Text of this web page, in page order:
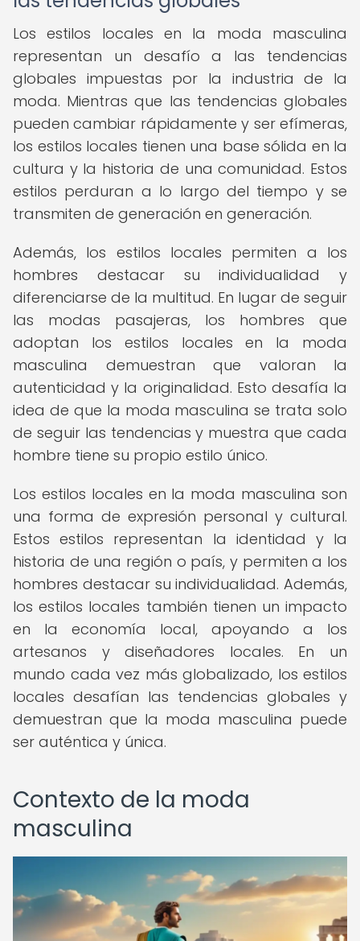
Los estilos locales en la moda masculina
representan un desafío a las tendencias
globales impuestas por la industria de la
moda. Mientras que las tendencias globales
pueden cambiar rápidamente y ser efímeras,
los estilos locales tienen una base sólida en la
cultura y la historia de una comunidad. Estos
estilos perduran a lo largo del tiempo y se
transmiten de generación en generación.
Además, los estilos locales permiten a los
hombres destacar su individualidad y
diferenciarse de la multitud. En lugar de seguir
las modas pasajeras, los hombres que
adoptan los estilos locales en la moda
masculina demuestran que valoran la
autenticidad y la originalidad. Esto desafía la
idea de que la moda masculina se trata solo
de seguir las tendencias y muestra que cada
hombre tiene su propio estilo único.
Los estilos locales en la moda masculina son
una forma de expresión personal y cultural.
Estos estilos representan la identidad y la
historia de una región o país, y permiten a los
hombres destacar su individualidad. Además,
los estilos locales también tienen un impacto
en la economía local, apoyando a los
artesanos y diseñadores locales. En un
mundo cada vez más globalizado, los estilos
locales desafían las tendencias globales y
demuestran que la moda masculina puede
ser auténtica y única.
Contexto de la moda
masculina